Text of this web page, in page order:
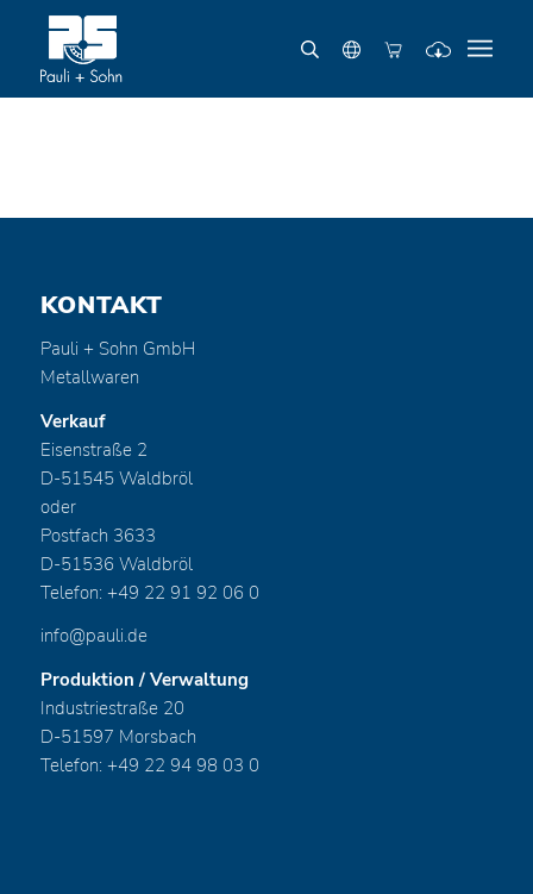
KONTAKT
Pauli + Sohn GmbH
Metallwaren
Verkauf
Eisenstraße 2
D-51545 Waldbröl
oder
Postfach 3633
D-51536 Waldbröl
Telefon: +49 22 91 92 06 0
info@pauli.de
Produktion / Verwaltung
Industriestraße 20
D-51597 Morsbach
Telefon: +49 22 94 98 03 0